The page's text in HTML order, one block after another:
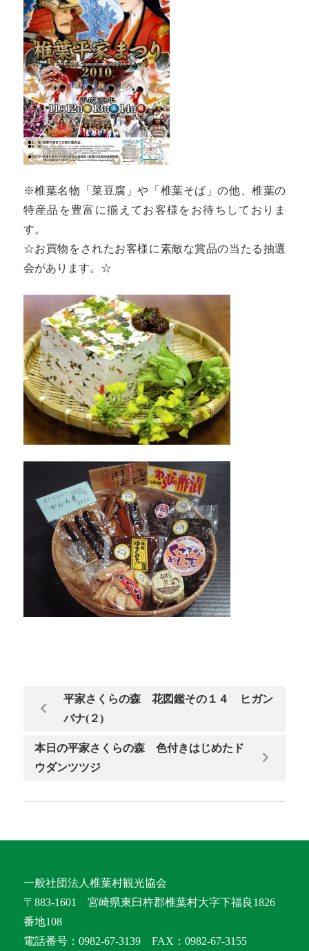
※椎葉名物「菜豆腐」や「椎葉そば」の他、椎葉の
特産品を豊富に揃えてお客様をお待ちしておりま
す。
☆お買物をされたお客様に素敵な賞品の当たる抽選
会があります。☆
平家さくらの森 花図鑑その１４ ヒガン
バナ(２)
本日の平家さくらの森 色付きはじめたド
ウダンツツジ
一般社団法人椎葉村観光協会
〒883-1601 宮崎県東臼杵郡椎葉村大字下福良1826
番地108
電話番号：0982-67-3139 FAX：0982-67-3155